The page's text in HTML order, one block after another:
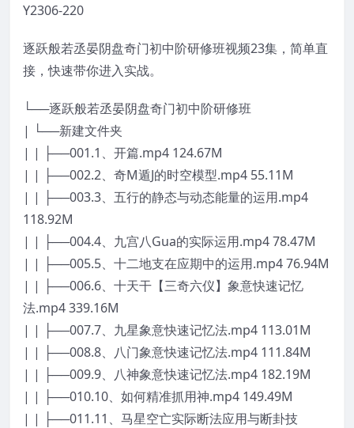
Y2306-220
逐跃般若丞晏阴盘奇门初中阶研修班视频23集，简单直
接，快速带你进入实战。
└──逐跃般若丞晏阴盘奇门初中阶研修班
| └──新建文件夹
| | ├──001.1、开篇.mp4 124.67M
| | ├──002.2、奇M遁J的时空模型.mp4 55.11M
| | ├──003.3、五行的静态与动态能量的运用.mp4
118.92M
| | ├──004.4、九宫八Gua的实际运用.mp4 78.47M
| | ├──005.5、十二地支在应期中的运用.mp4 76.94M
| | ├──006.6、十天干【三奇六仪】象意快速记忆
法.mp4 339.16M
| | ├──007.7、九星象意快速记忆法.mp4 113.01M
| | ├──008.8、八门象意快速记忆法.mp4 111.84M
| | ├──009.9、八神象意快速记忆法.mp4 182.19M
| | ├──010.10、如何精准抓用神.mp4 149.49M
| | ├──011.11、马星空亡实际断法应用与断卦技